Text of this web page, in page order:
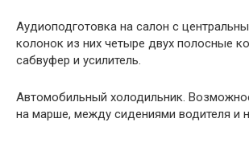
Аудиоподготовка на салон с
колонок из них четыре двух полосные
сабвуфер и усилитель.
Автомобильный холодильник.
на марше, между сидениями водителя и